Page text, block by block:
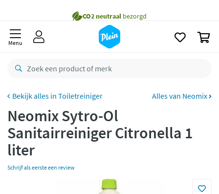
besteld,
Gratisretourneren
Betaal met Klarna
Menu
Toiletreiniger Alles van Neomix
Neomix Sytro-Ol
Sanitairreiniger Citronella 1
liter
Schrijf als eerste een review